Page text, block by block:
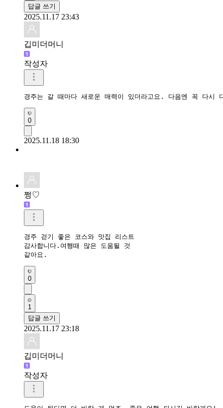
답글 쓰기
2025.11.17 23:43
깁미더머니
작성자
경주는 갈 때마다 새로운 매력이 있더라고요. 다음엔 꼭 다시
0
2025.11.18 18:30
쩡♡
경주 걷기 좋은 코스와 맛집 리스트
감사합니다.여행때 많은 도움될 것
같아요.
0
1
답글 쓰기
2025.11.17 23:18
깁미더머니
작성자